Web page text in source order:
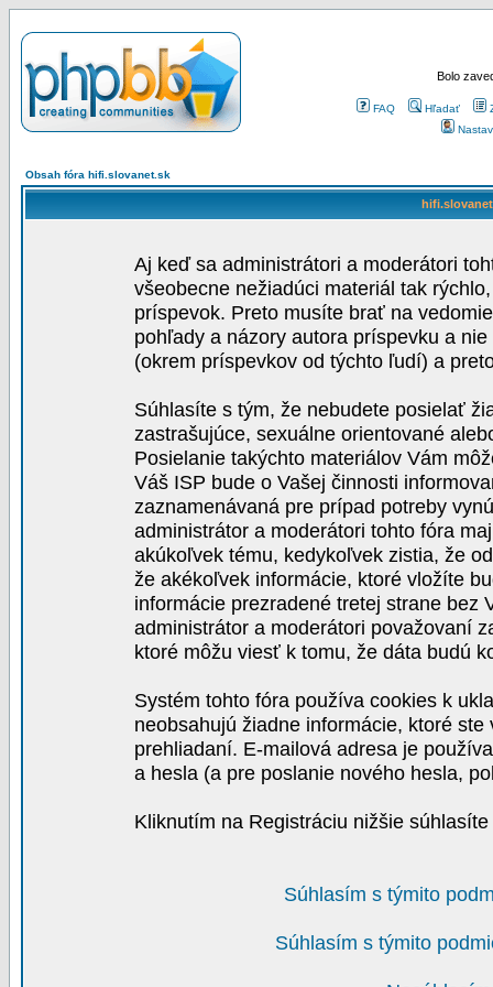
Bolo
FAQ Hľadať
Obsah fóra hifi.slovanet.sk
Aj keď sa administrátori a moderátori
všeobecne nežiadúci materiál tak
príspevok. Preto musíte brať na
pohľady a názory autora príspevku a
(okrem príspevkov od týchto ľudí) a
Súhlasíte s tým, že nebudete posielať
zastrašujúce, sexuálne orientované
Posielanie takýchto materiálov Vám
Váš ISP bude o Vašej činnosti
zaznamenávaná pre prípad potreby
administrátor a moderátori tohto fóra
akúkoľvek tému, kedykoľvek zistia, že
že akékoľvek informácie, ktoré vložíte
informácie prezradené tretej strane bez
administrátor a moderátori považovaní
ktoré môžu viesť k tomu, že dáta budú
Systém tohto fóra používa cookies k
neobsahujú žiadne informácie, ktoré
prehliadaní. E-mailová adresa je
a hesla (a pre poslanie nového hesla,
Kliknutím na Registráciu nižšie
Súhlasím s týmito
Súhlasím s týmito